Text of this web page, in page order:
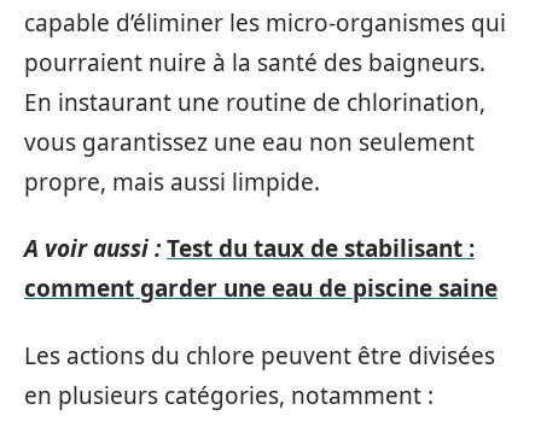
capable d’éliminer les micro-organismes qui
pourraient nuire à la santé des baigneurs.
En instaurant une routine de chlorination,
vous garantissez une eau non seulement
propre, mais aussi limpide.
A voir aussi :Test du taux de stabilisant :
comment garder une eau de piscine saine
Les actions du chlore peuvent être divisées
en plusieurs catégories, notamment :